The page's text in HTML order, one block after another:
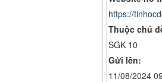
https://
Thuộc chủ
SGK 10
Gửi lên:
11/08/2024